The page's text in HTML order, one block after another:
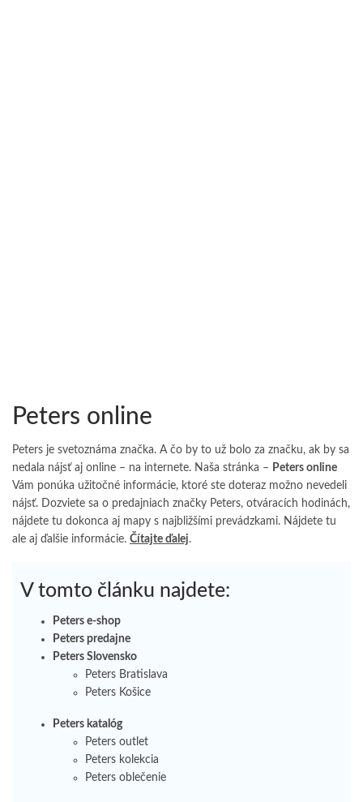
Peters online
Peters je svetoznáma značka. A čo by to už bolo za značku, ak by sa
nedala nájsť aj online – na internete. Naša stránka – Peters online
Vám ponúka užitočné informácie, ktoré ste doteraz možno nevedeli
nájsť. Dozviete sa o predajniach značky Peters, otváracích hodinách,
nájdete tu dokonca aj mapy s najbližšími prevádzkami. Nájdete tu
ale aj ďalšie informácie. Čítajte ďalej.
V tomto článku najdete:
Peters e-shop
Peters predajne
Peters Slovensko
Peters Bratislava
Peters Košice
Peters katalóg
Peters outlet
Peters kolekcia
Peters oblečenie